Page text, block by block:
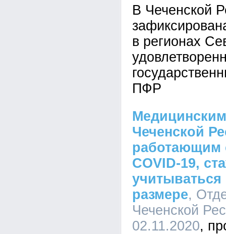
В Чеченской
в регионах
ПФР
Чеченской
работающим
COVID-19,
размере,
Чеченской
02.11.2020